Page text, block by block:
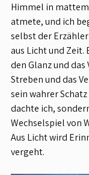
Himmel in
atmete, und ich
selbst der
aus Licht und Zeit.
den Glanz und das
Streben und das
sein wahrer
dachte ich,
Wechselspiel von
Aus Licht wird
vergeht.